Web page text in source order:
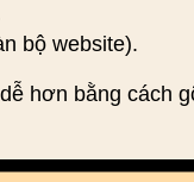
bộ website).
hơn bằng cách